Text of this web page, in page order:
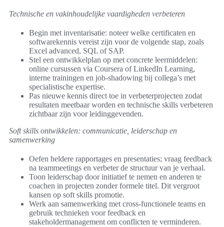
Technische en vakinhoudelijke vaardigheden verbeteren
Begin met inventarisatie: noteer welke certificaten en
softwarekennis vereist zijn voor de volgende stap, zoals
Excel advanced, SQL of SAP.
Stel een ontwikkelplan op met concrete leermiddelen:
online cursussen via Coursera of LinkedIn Learning,
interne trainingen en job-shadowing bij collega’s met
specialistische expertise.
Pas nieuwe kennis direct toe in verbeterprojecten zodat
resultaten meetbaar worden en technische skills verbeteren
zichtbaar zijn voor leidinggevenden.
Soft skills ontwikkelen: communicatie, leiderschap en
samenwerking
Oefen heldere rapportages en presentaties; vraag feedback
na teammeetings en verbeter de structuur van je verhaal.
Toon leiderschap door initiatief te nemen en anderen te
coachen in projecten zonder formele titel. Dit vergroot
kansen op soft skills promotie.
Werk aan samenwerking met cross-functionele teams en
gebruik technieken voor feedback en
stakeholdermanagement om conflicten te verminderen.